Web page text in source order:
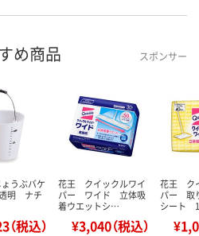
め商品 スポンサー
うぶバケ
明 ナチ
税込）
花王 クイックルワイ
パー ワイド 立体吸
着ウエットシ…
¥3,040（税込）
花王 ク
パー 取
シート